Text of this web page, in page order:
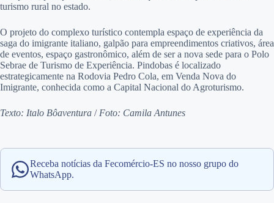
turismo rural no estado.
O projeto do complexo turístico contempla espaço de experiência da
saga do imigrante italiano, galpão para empreendimentos criativos, área
de eventos, espaço gastronômico, além de ser a nova sede para o Polo
Sebrae de Turismo de Experiência. Pindobas é localizado
estrategicamente na Rodovia Pedro Cola, em Venda Nova do
Imigrante, conhecida como a Capital Nacional do Agroturismo.
Texto: Italo Bôaventura / Foto: Camila Antunes
Receba notícias da Fecomércio-ES no nosso grupo do
WhatsApp.